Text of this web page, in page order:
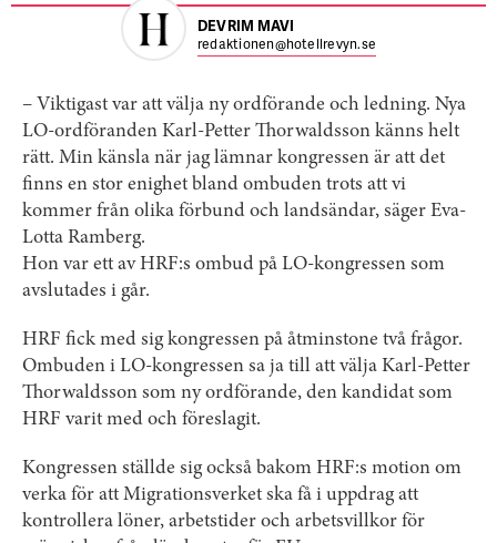
DEVRIM MAVI
redaktionen@hotellrevyn.se
– Viktigast var att välja ny ordförande och ledning. Nya
LO-ordföranden Karl-Petter Thorwaldsson känns helt
rätt. Min känsla när jag lämnar kongressen är att det
finns en stor enighet bland ombuden trots att vi
kommer från olika förbund och landsändar, säger Eva-
Lotta Ramberg.
Hon var ett av HRF:s ombud på LO-kongressen som
avslutades i går.
HRF fick med sig kongressen på åtminstone två frågor.
Ombuden i LO-kongressen sa ja till att välja Karl-Petter
Thorwaldsson som ny ordförande, den kandidat som
HRF varit med och föreslagit.
Kongressen ställde sig också bakom HRF:s motion om
verka för att Migrationsverket ska få i uppdrag att
kontrollera löner, arbetstider och arbetsvillkor för